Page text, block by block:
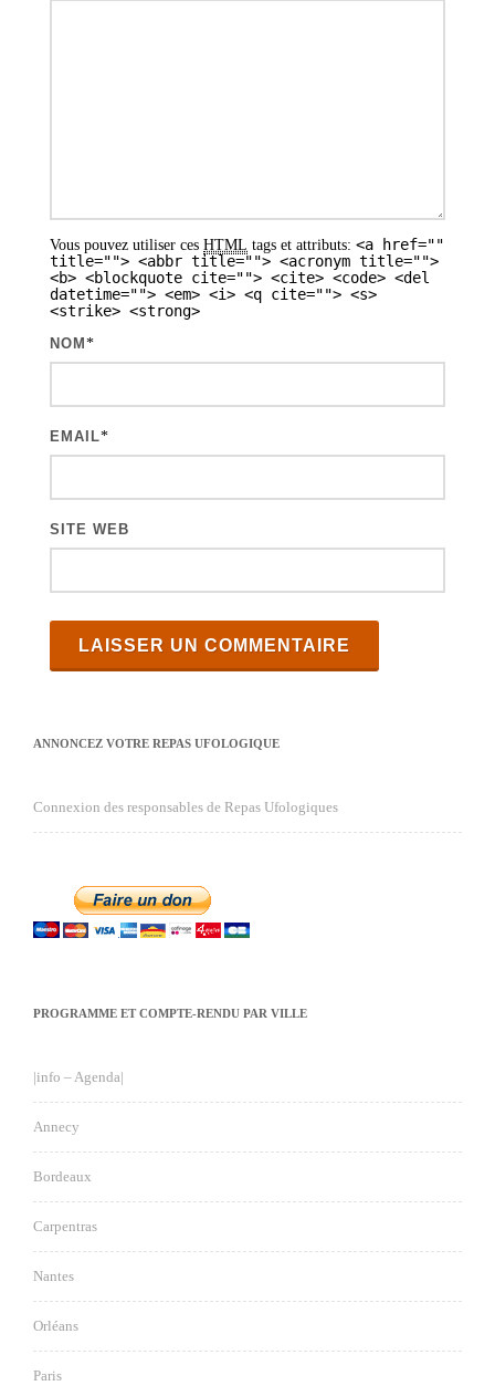
Vous pouvez utiliser ces HTML tags et attributs: <a href=""
title=""> <abbr title=""> <acronym title="">
<b> <blockquote cite=""> <cite> <code> <del
datetime=""> <em> <i> <q cite=""> <s>
<strike> <strong>
NOM *
EMAIL*
SITE WEB
ANNONCEZ VOTRE REPAS UFOLOGIQUE
Connexion des responsables de Repas Ufologiques
PROGRAMME ET COMPTE-RENDU PAR VILLE
|info – Agenda|
Annecy
Bordeaux
Carpentras
Nantes
Orléans
Paris